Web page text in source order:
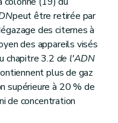
peut être retirée par
des citernes à
des appareils visés
chapitre 3.2 de l'ADN
plus de gaz
supérieure à 20 % de
de concentration